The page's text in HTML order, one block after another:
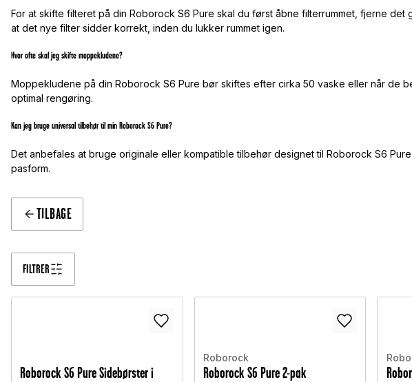
For at skifte filteret på din Roborock S6 Pure skal du først åbne filterrummet, fjerne
at det nye filter sidder korrekt, inden du lukker rummet igen.
Hvor ofte skal jeg skifte moppekludene?
Moppekludene på din Roborock S6 Pure bør skiftes efter cirka 50 vaske eller når de
optimal rengøring.
Kan jeg bruge universal tilbehør til min Roborock S6 Pure?
Det anbefales at bruge originale eller kompatible tilbehør designet til Roborock S6
pasform.
TILBAGE
FILTRER
Roborock S6 Pure Sidebørster i
Roborock
Roborock S6 Pure 2-pak